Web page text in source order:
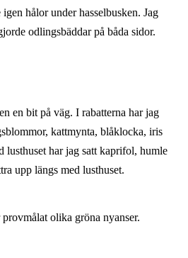
hålor under hasselbusken. Jag
odlingsbäddar på båda sidor.
en bit på väg. I rabatterna har jag
kattmynta, blåklocka, iris
lusthuset har jag satt kaprifol, humle
upp längs med lusthuset.
olika gröna nyanser.